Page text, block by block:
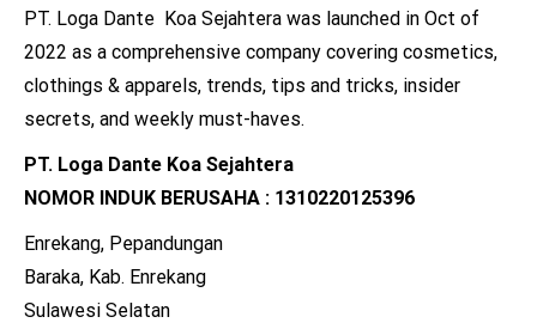
PT. Loga Dante Koa Sejahtera was launched in Oct of
2022 as a comprehensive company covering cosmetics,
clothings & apparels, trends, tips and tricks, insider
secrets, and weekly must-haves.
PT. Loga Dante Koa Sejahtera
NOMOR INDUK BERUSAHA : 1310220125396
Enrekang, Pepandungan
Baraka, Kab. Enrekang
Sulawesi Selatan